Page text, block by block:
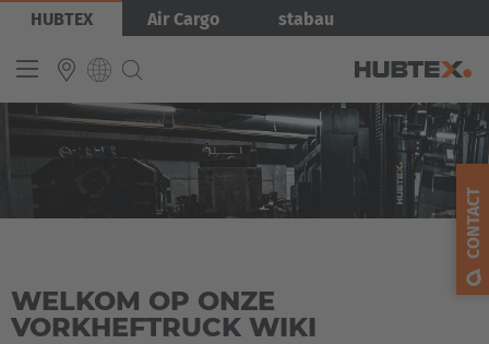
Overslaan
naar
inhoud
HUBTEX Air Cargo stabau
INTERNATIONAL
Français
WELKOM OP ONZE
VORKHEFTRUCK WIKI
CONTACT